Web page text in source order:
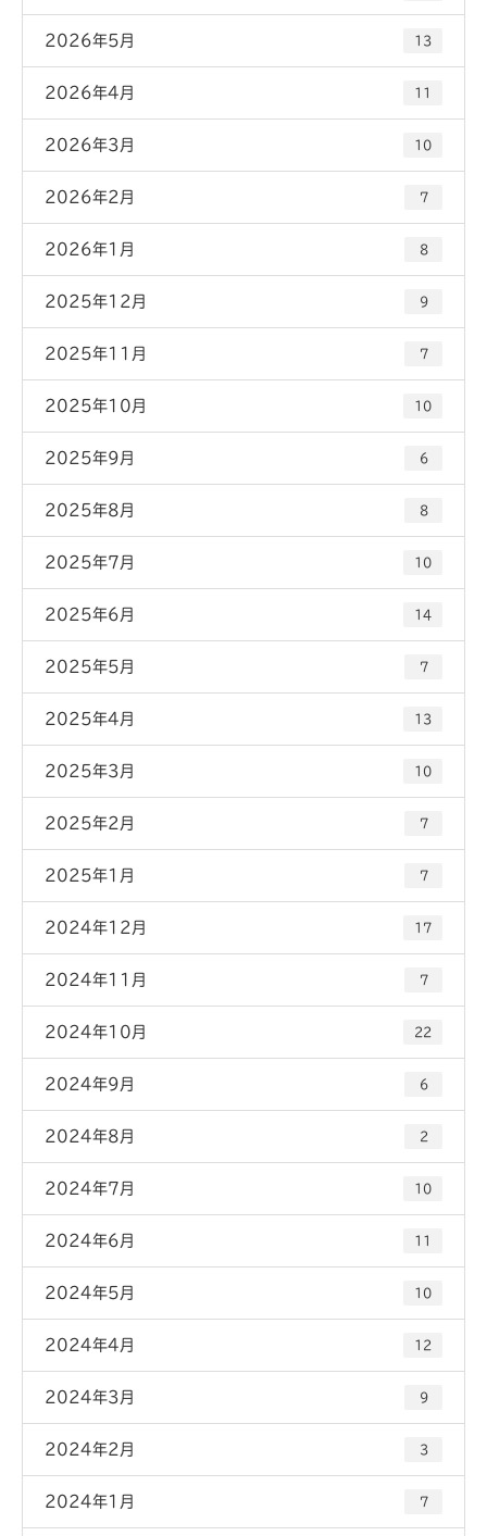
2026年5月 13
2026年4月 11
2026年3月 10
2026年2月 7
2026年1月 8
2025年12月 9
2025年11月 7
2025年10月 10
2025年9月 6
2025年8月 8
2025年7月 10
2025年6月 14
2025年5月 7
2025年4月 13
2025年3月 10
2025年2月 7
2025年1月 7
2024年12月 17
2024年11月 7
2024年10月 22
2024年9月 6
2024年8月 2
2024年7月 10
2024年6月 11
2024年5月 10
2024年4月 12
2024年3月 9
2024年2月 3
2024年1月 7